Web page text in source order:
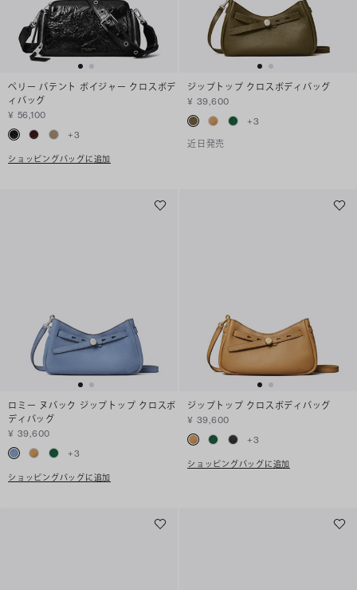
ペリー パテント ボイジャー クロスボデ
ィバッグ
¥ 56,100
+3
ショッピングバッグに追加
ジップトップ クロスボディバッグ
¥ 39,600
+3
近日発売
ロミー ヌバック ジップトップ クロスボ
ディバッグ
¥ 39,600
+3
ショッピングバッグに追加
ジップトップ クロスボディバッグ
¥ 39,600
+3
ショッピングバッグに追加